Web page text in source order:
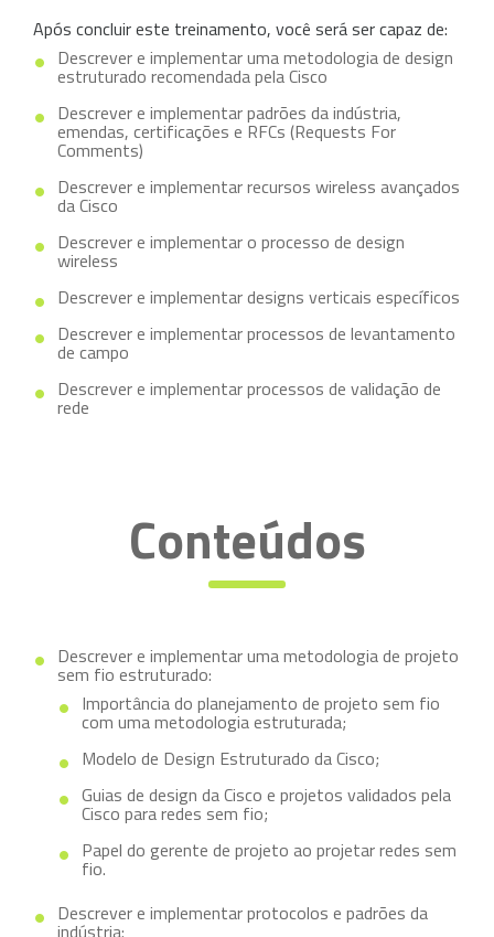
Após concluir este treinamento, você será ser capaz de:
Descrever e implementar uma metodologia de design
estruturado recomendada pela Cisco
Descrever e implementar padrões da indústria,
emendas, certificações e RFCs (Requests For
Comments)
Descrever e implementar recursos wireless avançados
da Cisco
Descrever e implementar o processo de design
wireless
Descrever e implementar designs verticais específicos
Descrever e implementar processos de levantamento
de campo
Descrever e implementar processos de validação de
rede
Conteúdos
Descrever e implementar uma metodologia de projeto
sem fio estruturado:
Importância do planejamento de projeto sem fio
com uma metodologia estruturada;
Modelo de Design Estruturado da Cisco;
Guias de design da Cisco e projetos validados pela
Cisco para redes sem fio;
Papel do gerente de projeto ao projetar redes sem
fio.
Descrever e implementar protocolos e padrões da
indústria: